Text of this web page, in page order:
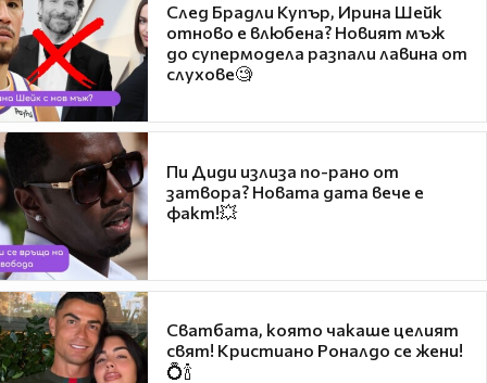
След Брадли Купър, Ирина Шейк
отново е влюбена? Новият мъж
до супермодела разпали лавина от
слухове🧐
Пи Диди излиза по-рано от
затвора? Новата дата вече е
факт!💥
Сватбата, която чакаше целият
свят! Кристиано Роналдо се жени!
💍🍾